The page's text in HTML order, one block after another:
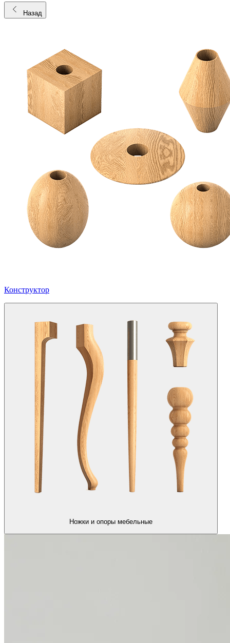
Назад
Конструктор
Ножки и опоры мебельные